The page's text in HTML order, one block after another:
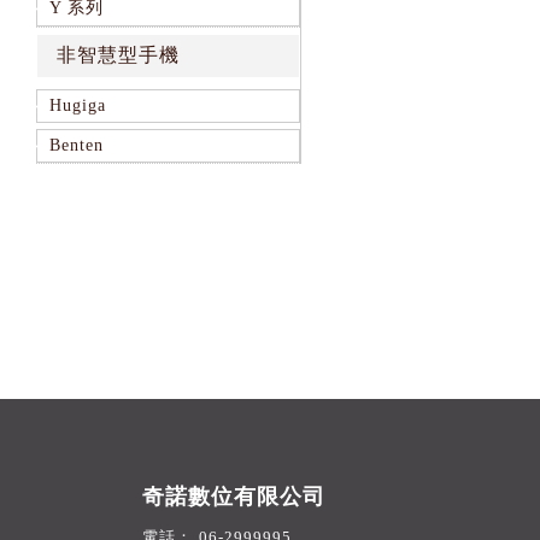
Y 系列
非智慧型手機
Hugiga
Benten
奇諾數位有限公司